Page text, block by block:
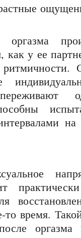
как у ее
на
то время.
оргазма